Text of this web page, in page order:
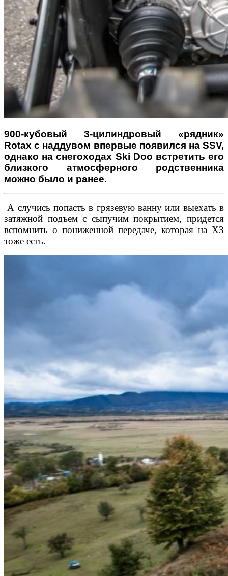
900-кубовый 3-цилиндровый «рядник»
Rotax с наддувом впервые появился на SSV,
однако на снегоходах Ski Doo встретить его
близкого атмосферного родственника
можно было и ранее.
А случиcь попасть в грязевую ванну или выехать в
затяжной подъем с сыпучим покрытием, придется
вспомнить о пониженной передаче, которая на X3
тоже есть.